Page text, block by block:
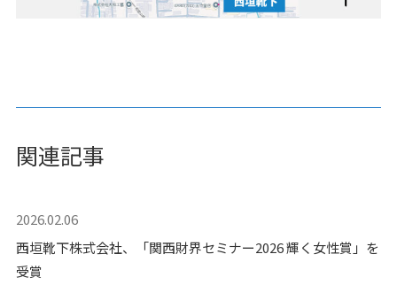
関連記事
2026.02.06
西垣靴下株式会社、「関西財界セミナー2026 輝く女性賞」を
受賞